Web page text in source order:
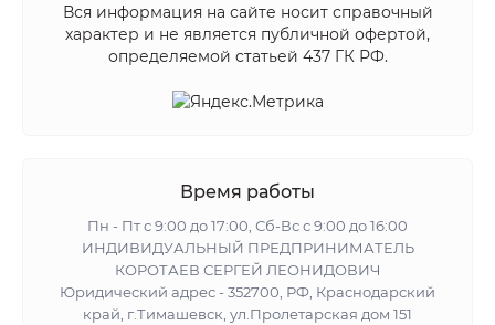
Вся информация на сайте носит справочный
характер и не является публичной офертой,
определяемой статьей 437 ГК РФ.
Время работы
Пн - Пт с 9:00 до 17:00, Сб-Вс с 9:00 до 16:00
ИНДИВИДУАЛЬНЫЙ ПРЕДПРИНИМАТЕЛЬ
КОРОТАЕВ СЕРГЕЙ ЛЕОНИДОВИЧ
Юридический адрес - 352700, РФ, Краснодарский
край, г.Тимашевск, ул.Пролетарская дом 151